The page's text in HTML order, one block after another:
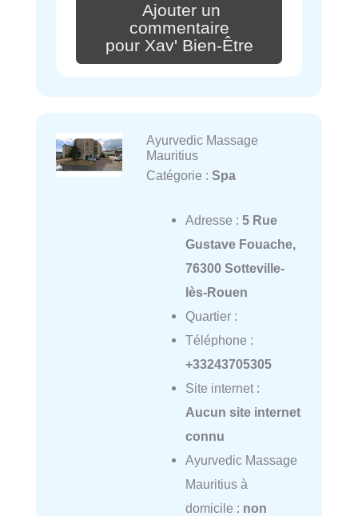
Ajouter un
commentaire
pour Xav' Bien-Être
Ayurvedic Massage
Mauritius
Catégorie : Spa
Adresse : 5 Rue
Gustave Fouache,
76300 Sotteville-
lès-Rouen
Quartier :
Téléphone :
+33243705305
Site internet :
Aucun site internet
connu
Ayurvedic Massage
Mauritius à
domicile : non